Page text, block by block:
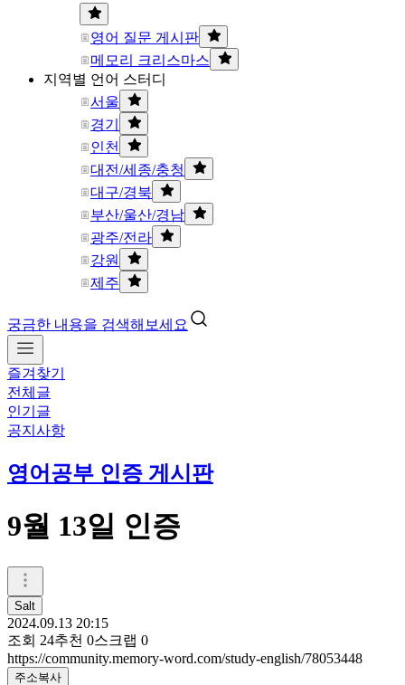
영어 질문 게시판
메모리 크리스마스
지역별 언어 스터디
서울
경기
인천
대전/세종/충청
대구/경북
부산/울산/경남
광주/전라
강원
제주
궁금한 내용을 검색해보세요
즐겨찾기
전체글
인기글
공지사항
영어공부 인증 게시판
9월 13일 인증
Salt
2024.09.13 20:15
조회 24추천 0스크랩 0
https://community.memory-word.com/study-english/78053448
주소복사